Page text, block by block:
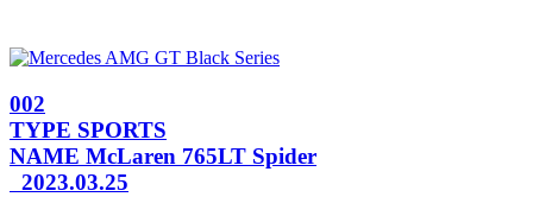
002
TYPE SPORTS
NAME McLaren 765LT Spider
2023.03.25